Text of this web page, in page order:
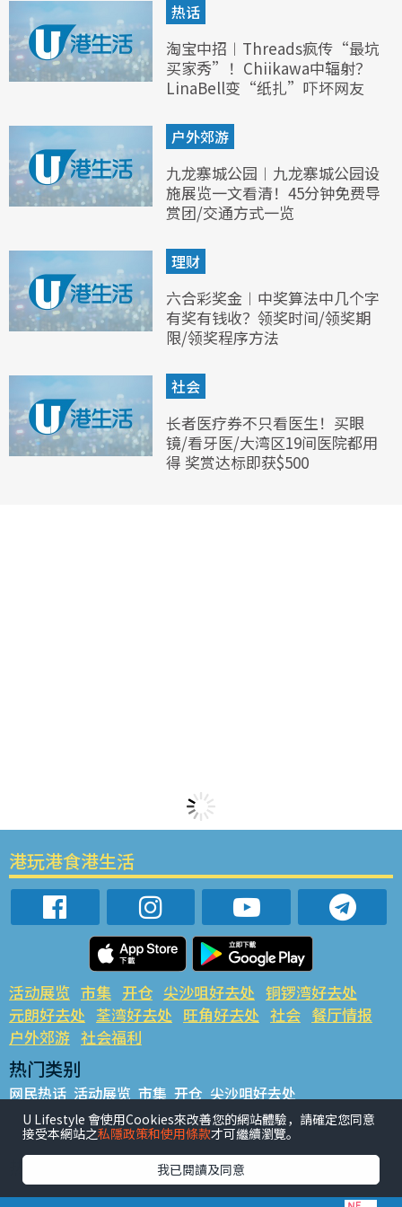
热话
淘宝中招︱Threads疯传“最坑
买家秀”！Chiikawa中辐射？
LinaBell变“纸扎”吓坏网友
户外郊游
九龙寨城公园︱九龙寨城公园设
施展览一文看清！45分钟免费导
赏团/交通方式一览
理财
六合彩奖金︱中奖算法中几个字
有奖有钱收？领奖时间/领奖期
限/领奖程序方法
社会
长者医疗券不只看医生！买眼
镜/看牙医/大湾区19间医院都用
得 奖赏达标即获$500
港玩港食港生活
活动展览 市集 开仓 尖沙咀好去处 铜锣湾好去处
元朗好去处 荃湾好去处 旺角好去处 社会 餐厅情报
户外郊游 社会福利
热门类别
网民热话 活动展览 市集 开仓 尖沙咀好去处
铜锣湾好去处 元朗好去处 荃湾好去处 旺角好去处 社会
餐厅情报 户外郊游
热门标签
#UGO揾好去处 #人气活动推介 #美食社群热话
U Lifestyle 會使用Cookies來改善您的網站體驗，請確定您同意
接受本網站之私隱政策和使用條款才可繼續瀏覽。
我已閱讀及同意